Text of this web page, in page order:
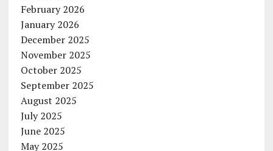
February 2026
January 2026
December 2025
November 2025
October 2025
September 2025
August 2025
July 2025
June 2025
May 2025